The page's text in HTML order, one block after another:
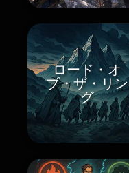
ロード・オ
ブ・ザ・リン
グ